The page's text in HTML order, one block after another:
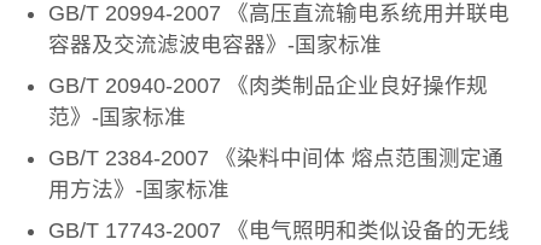
GB/T 20994-2007 《高压直流输电系统用并联电
容器及交流滤波电容器》-国家标准
GB/T 20940-2007 《肉类制品企业良好操作规
范》-国家标准
GB/T 2384-2007 《染料中间体 熔点范围测定通
用方法》-国家标准
GB/T 17743-2007 《电气照明和类似设备的无线